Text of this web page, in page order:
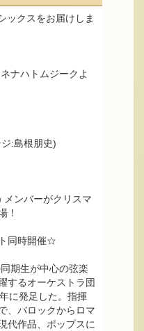
ックスをお届けしま
ナハトムジークよ
:島根朋史)
ンバーがクリスマ
！
同時開催☆
期生が中心の弦楽
するオーケストラ団
に発足した。指揮
、バロックからロマ
代作品、ポップスに